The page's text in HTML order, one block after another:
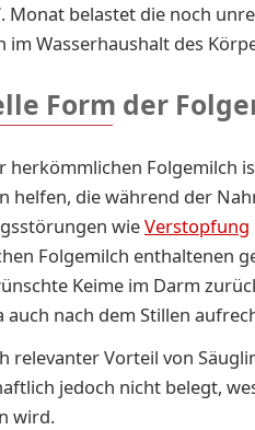
Monat belastet die noch
im Wasserhaushalt des
Form der
herkömmlichen Folgemilch
helfen, die während der
wieVerstopfung
Folgemilch enthaltenen
Keime im Darm
auch nach dem Stillen
relevanter Vorteil von
jedoch nicht belegt,
wird.